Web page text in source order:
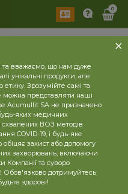
0
та вважаємо, що нам дуже
унікальні продукти, але
Зрозумійте самі та
представляти наші
Acumullit SA не призначено
яких медичних
схвалених ВОЗ методів
COVID-19, і будь-яке
захист або допомогу
захворювань, включаючи
Компанії та суворо
Обов'язково дотримуйтесь
здорові!